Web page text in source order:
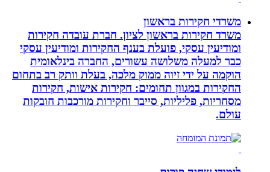
משרדי חקירות בראשון
משרד חקירות בראשון לציון. חברת עובדה חקירות
ומודיעין עסקי, פועלת בענף החקירות ומודיעין עסקי
כבר למעלה משלושה עשורים, החברה בינלאומית
הוקמה על ידי זיוה ממוק מלכה, בעלת וותק רב בתחום
החקירות במגוון תחומים: חקירות אישות, חקירות
מסחריות, פליליות, סייבר וחקירות מורכבות חובקות
עולם.